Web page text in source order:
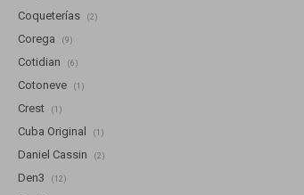
Coqueterías (2)
Corega (9)
Cotidian (6)
Cotoneve (1)
Crest (1)
Cuba Original (1)
Daniel Cassin (2)
Den3 (12)